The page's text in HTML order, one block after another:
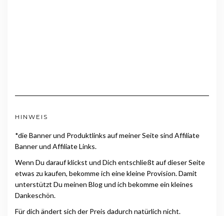
HINWEIS
*die Banner und Produktlinks auf meiner Seite sind Affiliate
Banner und Affiliate Links.
Wenn Du darauf klickst und Dich entschließt auf dieser Seite
etwas zu kaufen, bekomme ich eine kleine Provision. Damit
unterstützt Du meinen Blog und ich bekomme ein kleines
Dankeschön.
Für dich ändert sich der Preis dadurch natürlich nicht.